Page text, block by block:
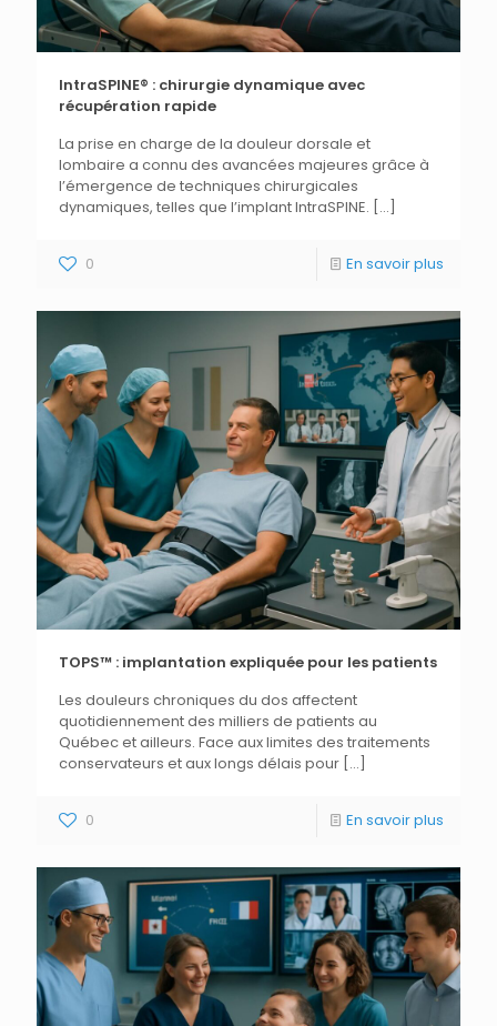
IntraSPINE® : chirurgie dynamique avec
récupération rapide
La prise en charge de la douleur dorsale et
lombaire a connu des avancées majeures grâce à
l’émergence de techniques chirurgicales
dynamiques, telles que l’implant IntraSPINE. […]
0 En savoir plus
TOPS™ : implantation expliquée pour les patients
Les douleurs chroniques du dos affectent
quotidiennement des milliers de patients au
Québec et ailleurs. Face aux limites des traitements
conservateurs et aux longs délais pour […]
0 En savoir plus